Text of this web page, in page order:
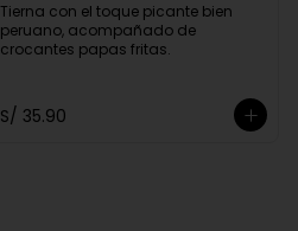
Tierna con el toque picante bien
peruano, acompañado de
crocantes papas fritas.
S/ 35.90